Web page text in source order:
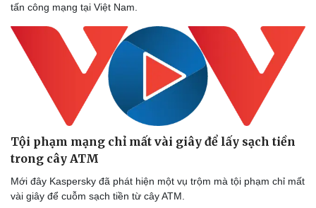
Thể thao
Bóng đá
Ô tô - Xe máy
Ô tô
tấn công mạng tại Việt Nam.
Tội phạm mạng chỉ mất vài giây để lấy sạch tiền
trong cây ATM
Mới đây Kaspersky đã phát hiện một vụ trộm mà tội phạm chỉ mất
vài giây để cuỗm sạch tiền từ cây ATM.